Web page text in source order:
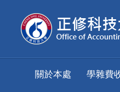
內
關於本處 學雜費